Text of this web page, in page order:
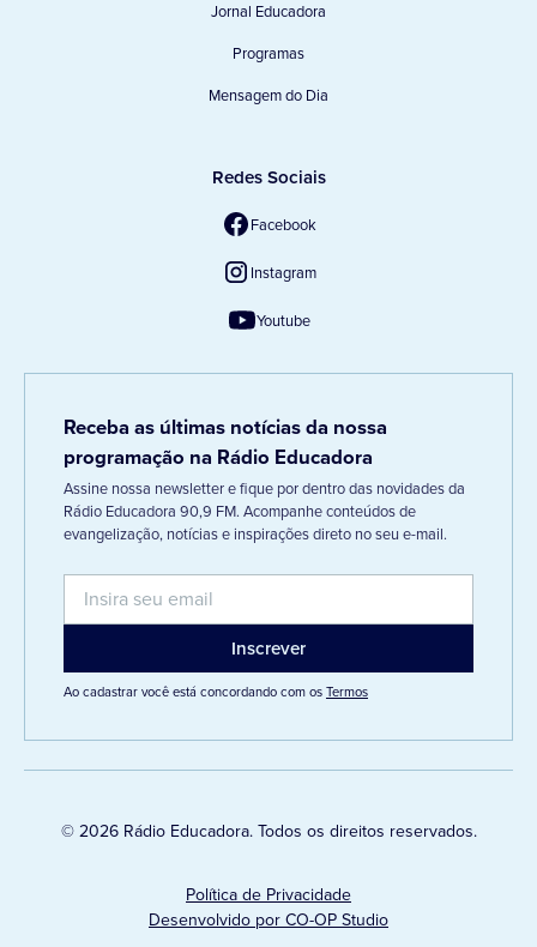
Jornal Educadora
Programas
Mensagem do Dia
Redes Sociais
Facebook
Instagram
Youtube
Receba as últimas notícias da nossa
programação na Rádio Educadora
Assine nossa newsletter e fique por dentro das novidades da
Rádio Educadora 90,9 FM. Acompanhe conteúdos de
evangelização, notícias e inspirações direto no seu e-mail.
Ao cadastrar você está concordando com osTermos
© 2026 Rádio Educadora. Todos os direitos reservados.
Política de Privacidade
Desenvolvido por CO-OP Studio